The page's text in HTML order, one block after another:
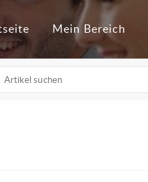
Mein Bereich